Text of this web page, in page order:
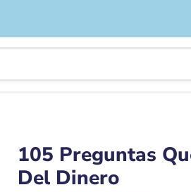
105 Preguntas
Del Dinero